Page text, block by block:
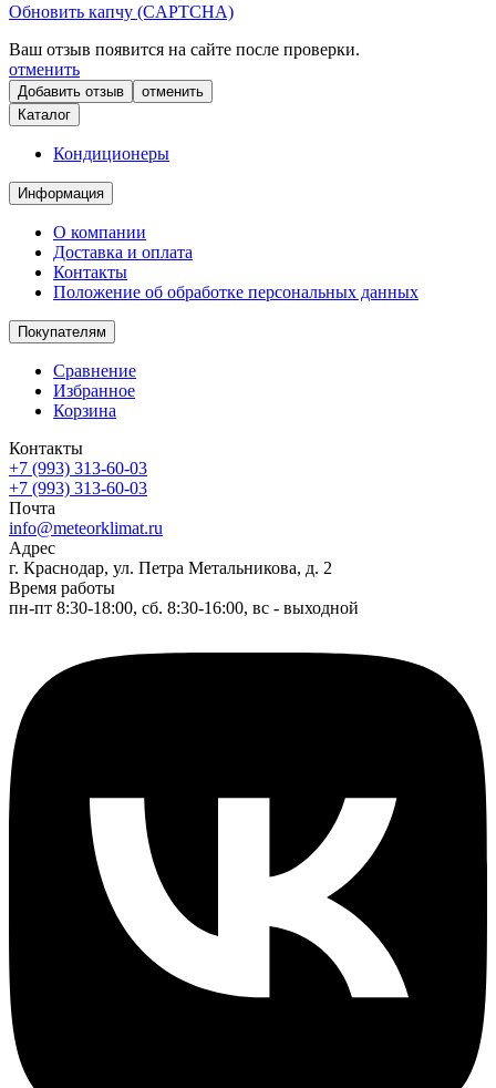
Обновить капчу (CAPTCHA)
Ваш отзыв появится на сайте после проверки.
отменить
отменить
Каталог
Кондиционеры
Информация
О компании
Доставка и оплата
Контакты
Положение об обработке персональных данных
Покупателям
Сравнение
Избранное
Корзина
Контакты
+7 (993) 313-60-03
+7 (993) 313-60-03
Почта
info@meteorklimat.ru
Адрес
г. Краснодар, ул. Петра Метальникова, д. 2
Время работы
пн-пт 8:30-18:00, сб. 8:30-16:00, вс - выходной